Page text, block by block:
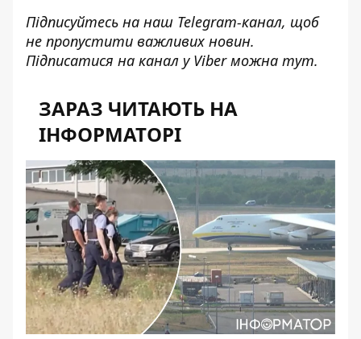
Підписуйтесь на наш Telegram-канал, щоб
не пропустити важливих новин.
Підписатися на канал у Viber можна тут.
ЗАРАЗ ЧИТАЮТЬ НА
ІНФОРМАТОРІ